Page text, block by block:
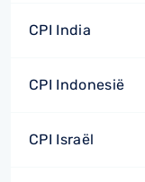
CPI India
CPI Indonesië
CPI Israël